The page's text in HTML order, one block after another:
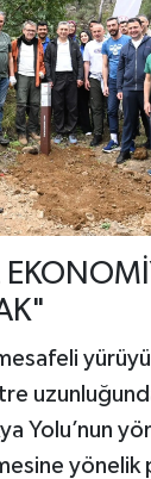
Yolu’nun